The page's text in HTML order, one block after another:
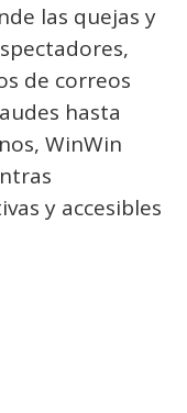
las quejas y
de correos
hasta
WinWin
y accesibles